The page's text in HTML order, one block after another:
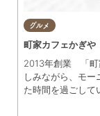
グルメ
町家カフェかぎや
2013年創業 「町
しみながら、モー
た時間を過ごして